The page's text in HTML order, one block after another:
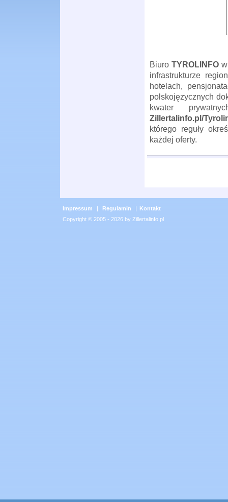
BiuroTYROLINFO
infrastrukturze
hotelach,
polskojęzycznych
kwater
Zillertalinfo.pl/
którego reguły
każdej oferty.
Impressum | Regulamin | Kontakt
Copyright © 2005 - 2026 by Zillertalinfo.pl